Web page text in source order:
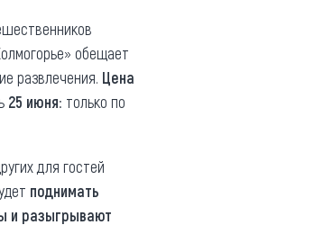
обещает
развлечения. Цена
25 июня: только по
для гостей
поднимать
и разыгрывают